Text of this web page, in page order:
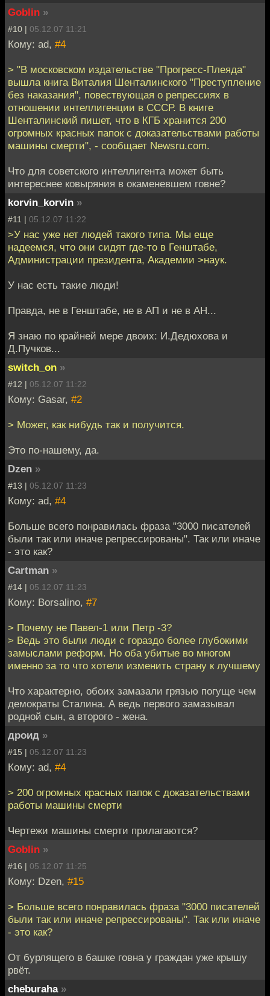
Goblin »
#10 | 05.12.07 11:21
Кому: ad, #4
> "В московском издательстве "Прогресс-Плеяда"
вышла книга Виталия Шенталинского "Преступление
без наказания", повествующая о репрессиях в
отношении интеллигенции в СССР. В книге
Шенталинский пишет, что в КГБ хранится 200
огромных красных папок с доказательствами работы
машины смерти", - сообщает Newsru.com.
Что для советского интеллигента может быть
интереснее ковыряния в окаменевшем говне?
korvin_korvin »
#11 | 05.12.07 11:22
>У нас уже нет людей такого типа. Мы еще
надеемся, что они сидят где-то в Генштабе,
Администрации президента, Академии >наук.
У нас есть такие люди!
Правда, не в Генштабе, не в АП и не в АН...
Я знаю по крайней мере двоих: И.Дедюхова и
Д.Пучков...
switch_on »
#12 | 05.12.07 11:22
Кому: Gasar, #2
> Может, как нибудь так и получится.
Это по-нашему, да.
Dzen »
#13 | 05.12.07 11:23
Кому: ad, #4
Больше всего понравилась фраза "3000 писателей
были так или иначе репрессированы". Так или иначе
- это как?
Cartman »
#14 | 05.12.07 11:23
Кому: Borsalino, #7
> Почему не Павел-1 или Петр -3?
> Ведь это были люди с гораздо более глубокими
замыслами реформ. Но оба убитые во многом
именно за то что хотели изменить страну к лучшему
Что характерно, обоих замазали грязью погуще чем
демократы Сталина. А ведь первого замазывал
родной сын, а второго - жена.
дроид »
#15 | 05.12.07 11:23
Кому: ad, #4
> 200 огромных красных папок с доказательствами
работы машины смерти
Чертежи машины смерти прилагаются?
Goblin »
#16 | 05.12.07 11:25
Кому: Dzen, #15
> Больше всего понравилась фраза "3000 писателей
были так или иначе репрессированы". Так или иначе
- это как?
От бурлящего в башке говна у граждан уже крышу
рвёт.
cheburaha »